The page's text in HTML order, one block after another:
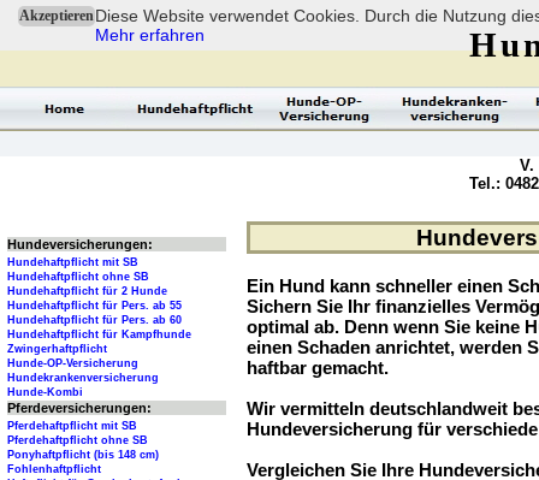
AkzeptierenDiese Website verwendet Cookies. Durch die Nutzung
Mehr erfahren
Ein Hund kann schneller einen
Sichern Sie Ihr finanzielles
optimal ab. Denn wenn Sie keine
einen Schaden anrichtet, werden
haftbar gemacht.
Wir vermitteln deutschlandweit
Hundeversicherung für
Vergleichen Sie Ihre
V.
Tel.:
Hundeversicherungen:
Hundehaftpflicht mit SB
Hundehaftpflicht ohne SB
Hundehaftpflicht für 2 Hunde
Hundehaftpflicht für Pers. ab 55
Hundehaftpflicht für Pers. ab 60
Hundehaftpflicht für Kampfhunde
Zwingerhaftpflicht
Hunde-OP-Versicherung
Hundekrankenversicherung
Hunde-Kombi
Pferdeversicherungen:
Pferdehaftpflicht mit SB
Pferdehaftpflicht ohne SB
Ponyhaftpflicht (bis 148 cm)
Fohlenhaftpflicht